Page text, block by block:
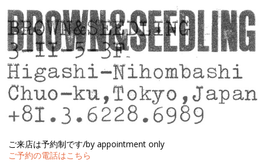
ご来店は予約制です/by appointment only
ご予約の電話はこちら